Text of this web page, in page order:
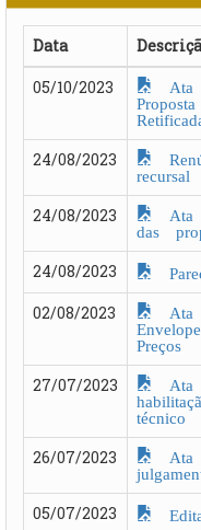
Data
05/10/2023
Ata
24/08/2023
recursal
24/08/2023
Ata
das
24/08/2023
02/08/2023
Ata
Preços
27/07/2023
Ata
técnico
26/07/2023
Ata
05/07/2023